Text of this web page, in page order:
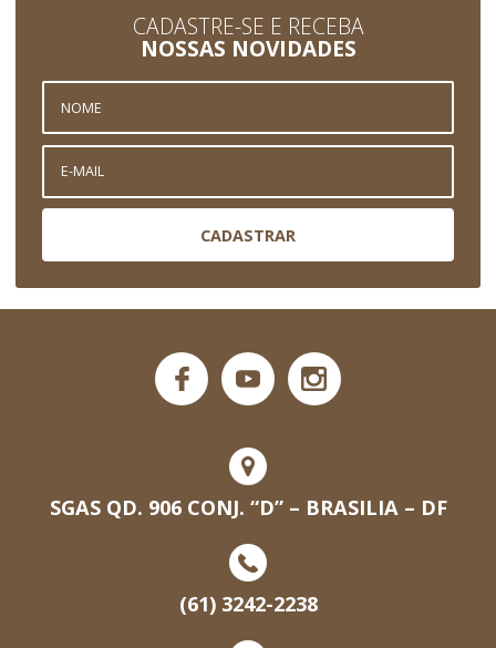
CADASTRE-SE E RECEBA
NOSSAS NOVIDADES
CADASTRAR
SGAS QD. 906 CONJ. “D” – BRASILIA – DF
(61) 3242-2238